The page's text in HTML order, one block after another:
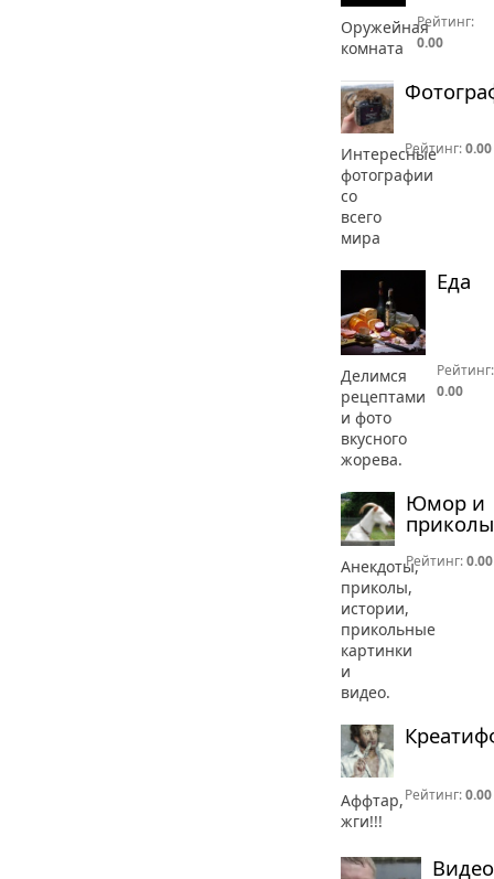
Оружейная
комната
Рейтинг:
0.00
Интересные
фотографии
со
всего
мира
Рейтинг:0.00
Еда
Делимся
рецептами
и фото
вкусного
жорева.
Рейтинг:
0.00
Юмор и
приколы
Анекдоты,
приколы,
истории,
прикольные
картинки
и
видео.
Рейтинг:0.00
Аффтар,
жги!!!
Рейтинг:0.00
Видео